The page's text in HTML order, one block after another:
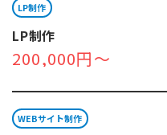
LP制作
LP制作
200,000円～
WEBサイト制作